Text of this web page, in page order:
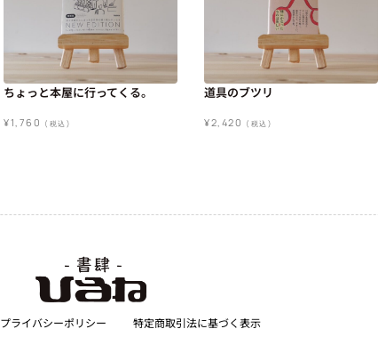
ちょっと本屋に行ってくる。
¥1,760 (税込)
道具のブツリ
¥2,420 (税込)
プライバシーポリシー 特定商取引法に基づく表示